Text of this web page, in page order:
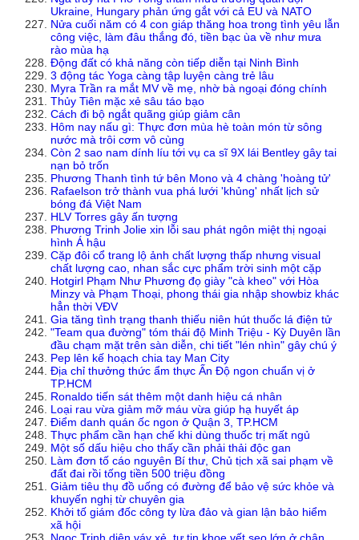
Ukraine, Hungary phản ứng gắt với cả EU và NATO
Nửa cuối năm có 4 con giáp thăng hoa trong tình yêu lẫn
công việc, làm đâu thắng đó, tiền bạc ùa về như mưa
rào mùa hạ
Động đất có khả năng còn tiếp diễn tại Ninh Bình
3 động tác Yoga càng tập luyện càng trẻ lâu
Myra Trần ra mắt MV về mẹ, nhờ bà ngoại đóng chính
Thủy Tiên mặc xẻ sâu táo bạo
Cách đi bộ ngắt quãng giúp giảm cân
Hôm nay nấu gì: Thực đơn mùa hè toàn món từ sông
nước mà trôi cơm vô cùng
Còn 2 sao nam dính líu tới vụ ca sĩ 9X lái Bentley gây tai
nạn bỏ trốn
Phương Thanh tình tứ bên Mono và 4 chàng 'hoàng tử'
Rafaelson trở thành vua phá lưới 'khủng' nhất lịch sử
bóng đá Việt Nam
HLV Torres gây ấn tượng
Phương Trinh Jolie xin lỗi sau phát ngôn miệt thị ngoại
hình Á hậu
Cặp đôi cổ trang lộ ảnh chất lượng thấp nhưng visual
chất lượng cao, nhan sắc cực phẩm trời sinh một cặp
Hotgirl Phạm Như Phương đọ giày "cà kheo" với Hòa
Minzy và Phạm Thoại, phong thái gia nhập showbiz khác
hẳn thời VĐV
Gia tăng tình trạng thanh thiếu niên hút thuốc lá điện tử
"Team qua đường" tóm thái độ Minh Triệu - Kỳ Duyên lần
đầu chạm mặt trên sàn diễn, chi tiết "lén nhìn" gây chú ý
Pep lên kế hoạch chia tay Man City
Địa chỉ thưởng thức ẩm thực Ấn Độ ngon chuẩn vị ở
TP.HCM
Ronaldo tiến sát thêm một danh hiệu cá nhân
Loại rau vừa giảm mỡ máu vừa giúp hạ huyết áp
Điểm danh quán ốc ngon ở Quận 3, TP.HCM
Thực phẩm cần hạn chế khi dùng thuốc trị mất ngủ
Một số dấu hiệu cho thấy cần phải thải độc gan
Làm đơn tố cáo nguyên Bí thư, Chủ tịch xã sai phạm về
đất đai rồi tống tiền 500 triệu đồng
Giảm tiêu thụ đồ uống có đường để bảo vệ sức khỏe và
khuyến nghị từ chuyên gia
Khởi tố giám đốc công ty lừa đảo và gian lận bảo hiểm
xã hội